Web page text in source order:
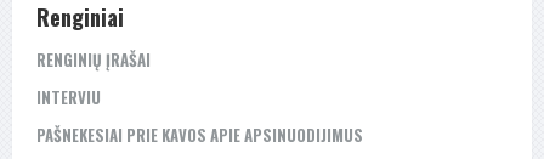
Renginiai
RENGINIŲ ĮRAŠAI
INTERVIU
PAŠNEKESIAI PRIE KAVOS APIE APSINUODIJIMUS